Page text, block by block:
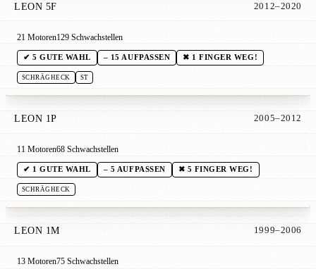
LEON 5F 2012–2020
21 Motoren129 Schwachstellen
✔ 5 GUTE WAHL – 15 AUFPASSEN ✖ 1 FINGER WEG!
SCHRÄGHECK ST
LEON 1P 2005–2012
11 Motoren68 Schwachstellen
✔ 1 GUTE WAHL – 5 AUFPASSEN ✖ 5 FINGER WEG!
SCHRÄGHECK
LEON 1M 1999–2006
13 Motoren75 Schwachstellen